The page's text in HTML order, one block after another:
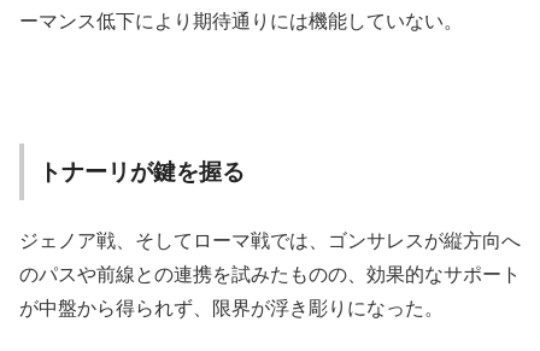
ーマンス低下により期待通りには機能していない。
トナーリが鍵を握る
ジェノア戦、そしてローマ戦では、ゴンサレスが縦方向へ
のパスや前線との連携を試みたものの、効果的なサポート
が中盤から得られず、限界が浮き彫りになった。